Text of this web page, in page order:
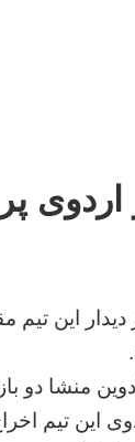
این تیم
منشا دو
این تیم